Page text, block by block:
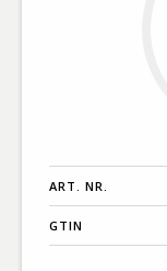
ART. NR.
GTIN